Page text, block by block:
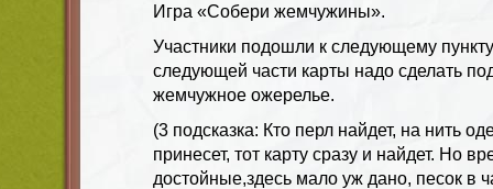
Игра «Собери жемчужины».
Участники подошли к следующему
следующей части карты надо сделать
жемчужное ожерелье.
(3 подсказка: Кто перл найдет, на нить
принесет, тот карту сразу и найдет. Но
достойные,здесь мало уж дано, песок в